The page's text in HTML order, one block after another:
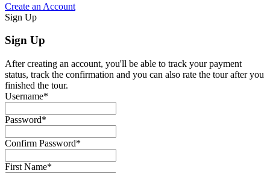
Create an Account
Sign Up
Sign Up
After creating an account, you'll be able to track your payment
status, track the confirmation and you can also rate the tour after you
finished the tour.
Username*
Password*
Confirm Password*
First Name*